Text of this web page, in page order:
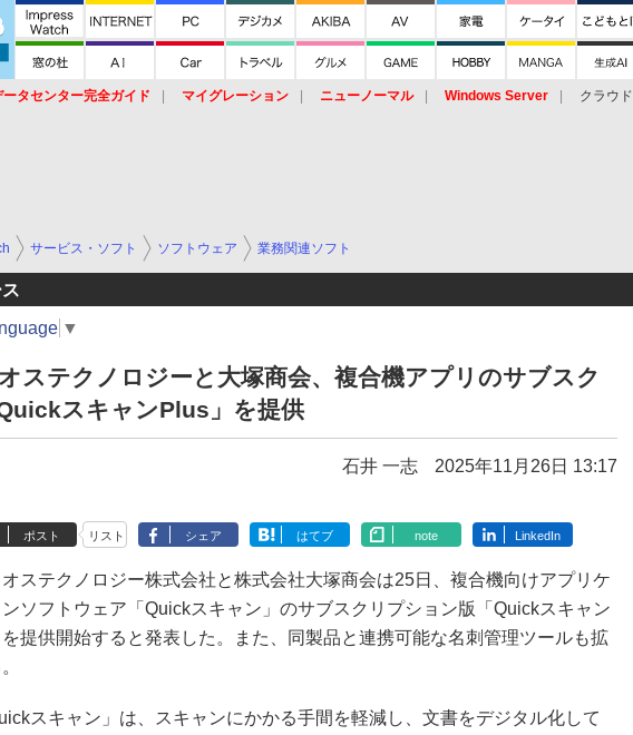
タセンター完全ガイド マイグレーション ニューノーマル Windows Server クラウド
サービス・ソフト ソフトウェア 業務関連ソフト
▼
ステクノロジーと大塚商会、複合機アプリのサブスク
スキャンPlus」を提供
石井 一志 2025年11月26日 13:17
ポスト リスト シェア はてブ note LinkedIn
ステクノロジー株式会社と株式会社大塚商会は25日、複合機向けアプリケ
ソフトウェア「Quickスキャン」のサブスクリプション版「Quickスキャン
提供開始すると発表した。また、同製品と連携可能な名刺管理ツールも拡
スキャン」は、スキャンにかかる手間を軽減し、文書をデジタル化して